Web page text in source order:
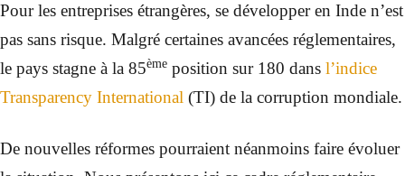
Pour les entreprises étrangères, se développer en Inde n’est
pas sans risque. Malgré certaines avancées réglementaires,
le pays stagne à la 85ème position sur 180 dans l’indice
Transparency International (TI) de la corruption mondiale.
De nouvelles réformes pourraient néanmoins faire évoluer